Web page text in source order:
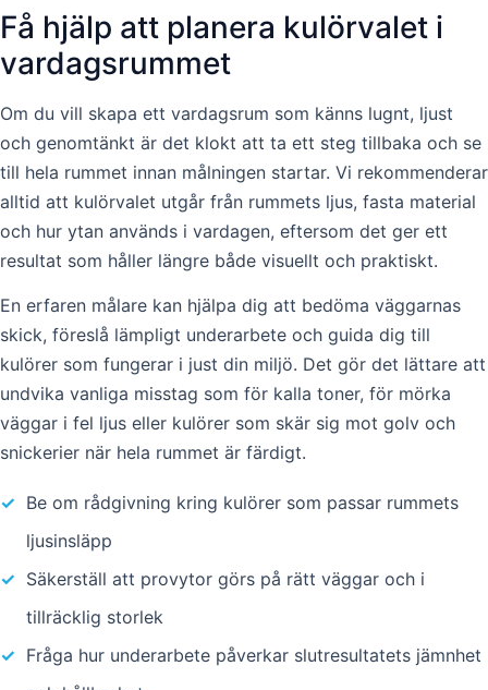
Få hjälp att planera kulörvalet i
vardagsrummet
Om du vill skapa ett vardagsrum som känns lugnt, ljust
och genomtänkt är det klokt att ta ett steg tillbaka och se
till hela rummet innan målningen startar. Vi rekommenderar
alltid att kulörvalet utgår från rummets ljus, fasta material
och hur ytan används i vardagen, eftersom det ger ett
resultat som håller längre både visuellt och praktiskt.
En erfaren målare kan hjälpa dig att bedöma väggarnas
skick, föreslå lämpligt underarbete och guida dig till
kulörer som fungerar i just din miljö. Det gör det lättare att
undvika vanliga misstag som för kalla toner, för mörka
väggar i fel ljus eller kulörer som skär sig mot golv och
snickerier när hela rummet är färdigt.
✓ Be om rådgivning kring kulörer som passar rummets
ljusinsläpp
✓ Säkerställ att provytor görs på rätt väggar och i
tillräcklig storlek
✓ Fråga hur underarbete påverkar slutresultatets jämnhet